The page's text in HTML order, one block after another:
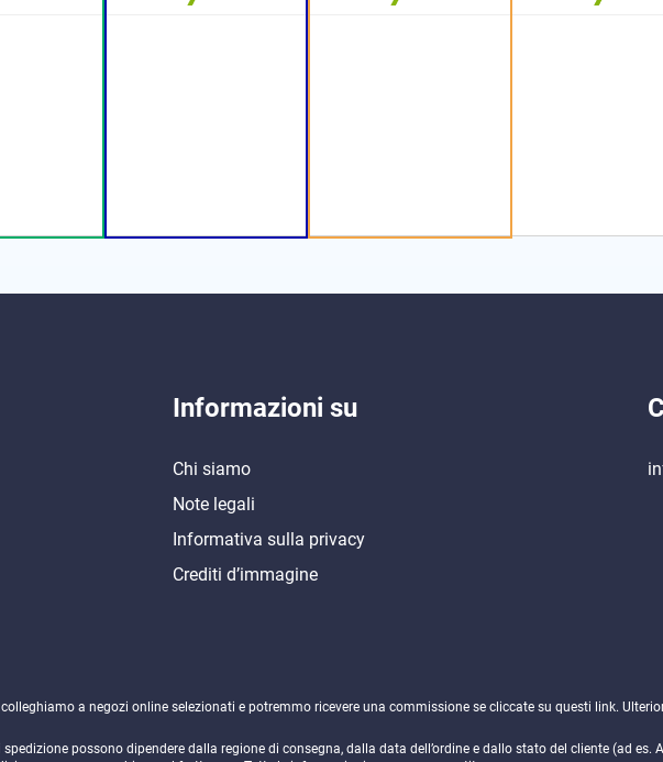
Informazioni su
Chi siamo
Note legali
Informativa sulla privacy
Crediti d’immagine
a negozi online selezionati e potremmo ricevere una commissione se cliccate su questi link.
possono dipendere dalla regione di consegna, dalla data dell’ordine e dallo stato del cliente (ad